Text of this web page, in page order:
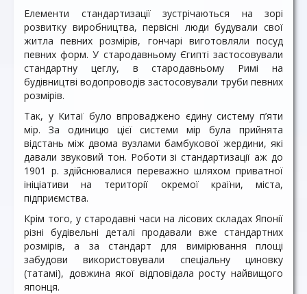
Елементи стандартизації зустрічаються на зорі
розвитку виробництва, первісні люди будували свої
житла певних розмірів, гончарі виготовляли посуд
певних форм. У стародавньому Єгипті застосовували
стандартну цеглу, в стародавньому Римі на
будівництві водопроводів застосовували труби певних
розмірів.
Так, у Китаї було впроваджено єдину систему п’яти
мір. За одиницю цієї системи мір була прийнята
відстань між двома вузлами бамбукової жердини, які
давали звуковий тон. Роботи зі стандартизації аж до
1901 р. здійснювалися переважно шляхом приватної
ініціативи на території окремої країни, міста,
підприємства.
Крім того, у стародавні часи на лісових складах Японії
різні будівельні деталі продавали вже стандартних
розмірів, а за стандарт для вимірювання площі
забудови використовували спеціальну циновку
(татамі), довжина якої відповідала росту найвищого
японця.